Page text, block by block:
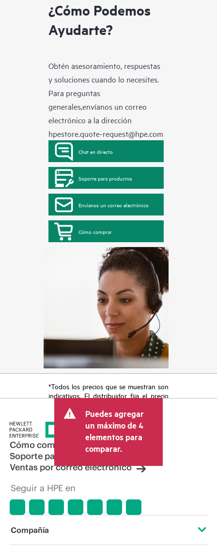
¿Cómo Podemos
Ayudarte?
Obtén asesoramiento, respuestas
y soluciones cuando lo necesites.
Para preguntas
generales,envíanos un correo
electrónico a la dirección
hpestore.quote-request@hpe.com
Chat en directo
Soporte para productos
Envíanos un correo electrónico
Cómo comprar
*Todos los precios que se muestran son
indicativos. El distribuidor fija el precio
otros conceptos, como los impuestos a
la venta, el IVA y el envío. El precio de la
transacción que establece el distribuidor
puede variar con respecto a otros
distribuidores y al precio indicativo
mostrado. El precio indicativo puede
incluir ofertas promocionales por tiempo
hacer ajustes de precios en cualquier
condiciones del mercado,
promociones de fin de la vida útil y
Puedes agregar
un máximo de 4
elementos para
comparar.
Cómo comprar
Soporte para productos
Ventas por correo electrónico
Seguir a HPE en
Compañía